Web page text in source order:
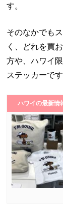
す。
そのなかでも
く、どれを買
方や、ハワイ
ステッカーで
ハワイの最新情